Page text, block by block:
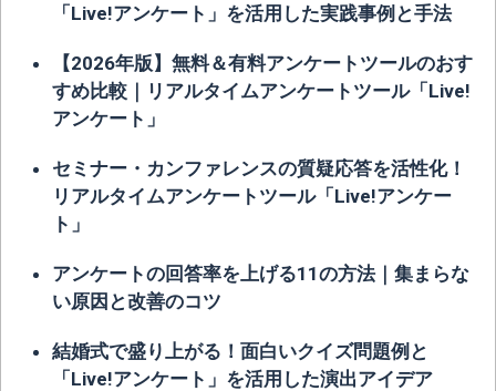
「Live!アンケート」を活用した実践事例と手法
【2026年版】無料＆有料アンケートツールのおす
すめ比較｜リアルタイムアンケートツール「Live!
アンケート」
セミナー・カンファレンスの質疑応答を活性化！
リアルタイムアンケートツール「Live!アンケー
ト」
アンケートの回答率を上げる11の方法｜集まらな
い原因と改善のコツ
結婚式で盛り上がる！面白いクイズ問題例と
「Live!アンケート」を活用した演出アイデア